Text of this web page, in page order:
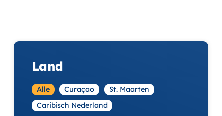
Land
Alle Curaçao
St. Maarten
Caribisch Nederland